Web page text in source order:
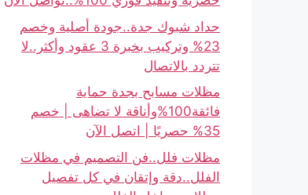
حداد شبوك جدة..جودة أصلية وخصم
23% وتركيب بخبرة 3 عقود وأكثر..لا
تتردد بالاتصال
مظلات مسابح بجدة حماية
فائقة100%وأناقة لا تضاهى | خصم
35% حصريًا | اتصل الآن
مظلات فلل..فن التصميم في مظلات
الفلل..دقة وإتقان في كل تفصيل